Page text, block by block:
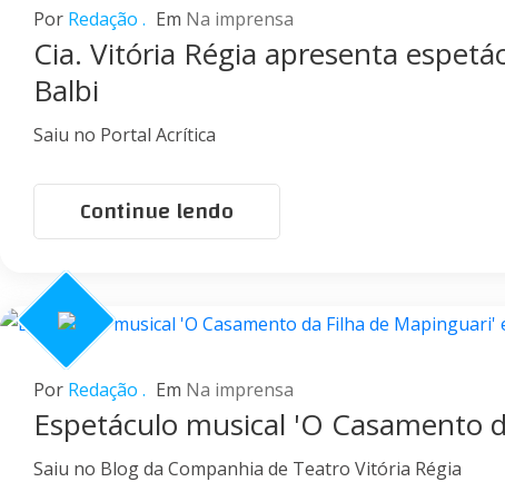
Por Redação . Em Na imprensa
Cia. Vitória Régia apresenta
Balbi
Saiu no Portal Acrítica
Continue lendo
Por Redação . Em Na imprensa
Espetáculo musical 'O
Saiu no Blog da Companhia de Teatro Vitória Régia